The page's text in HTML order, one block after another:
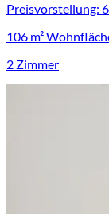
Preisvorstellung:
106 m²
2 Zimmer